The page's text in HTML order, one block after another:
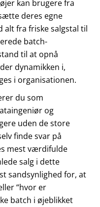
kan brugere fra
deres egne
fra friske salgstal til
batch-
til at opnå
dynamikken i,
i organisationen.
du som
og
uden de store
finde svar på
mest værdifulde
salg i dette
sandsynlighed for, at
“hvor er
batch i øjeblikket